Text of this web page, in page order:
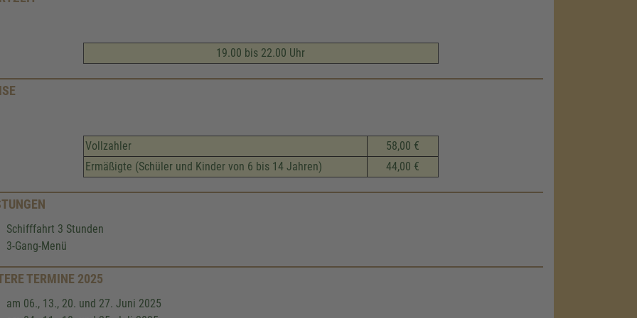
19.00 bis 22.00 Uhr
Vollzahler
58,00 €
Ermäßigte (Schüler und Kinder von 6 bis 14 Jahren)
44,00 €
Schifffahrt 3 Stunden
3-Gang-Menü
TERMINE 2025
am 06., 13., 20. und 27. Juni 2025